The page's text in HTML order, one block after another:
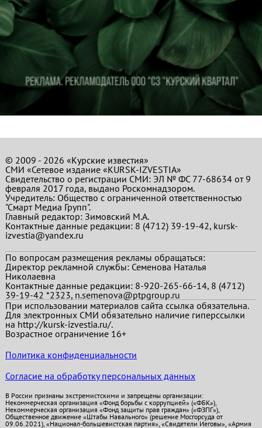
© 2009 - 2026 «Курские известия»
СМИ «Сетевое издание «KURSK-IZVESTIA»
Свидетельство о регистрации СМИ: ЭЛ № ФС 77-68634 от 9
февраля 2017 года, выдано Роскомнадзором.
Учредитель: Общество с ограниченной ответственностью
"Смарт Медиа Групп".
Главный редактор:Зимовский М.А.
Контактные данные редакции: 8 (4712) 39-19-42, kursk-
izvestia@yandex.ru
По вопросам размещения рекламы обращаться:
Директор рекламной службы: Семенова Наталья
Николаевна
Контактные данные редакции: 8-920-265-66-14, 8 (4712)
39-19-42 *2323, n.semenova@ptpgroup.ru
При использовании материалов сайта ссылка обязательна.
Для электронных СМИ обязательно наличие гиперссылки
на http://kursk-izvestia.ru/.
Возрастное ограничение 16+
Политика конфиденциальности
Согласие на обработку персональных данных
В России признаны экстремистскими и запрещены организации:
Некоммерческая организация «Фонд борьбы с коррупцией» («ФБК»),
Некоммерческая организация «Фонд защиты прав граждан» («ФЗПГ»),
Общественное движение «Штабы Навального» (решение Мосгорсуда от
09.06.2021), «Национал-большевистская партия», «Свидетели Иеговы», «Армия